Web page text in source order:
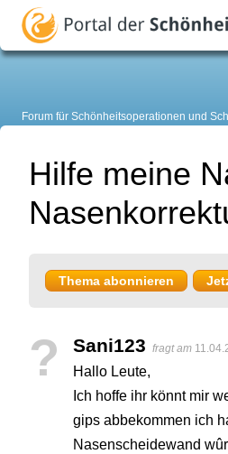
Forum für Schönheitsoperationen und
Hilfe meine
Thema abonnieren
? Sani123 fragt am
Hallo Leute,
Ich hoffe ihr könnt mir
gips abbekommen ich
Nasenscheidewand